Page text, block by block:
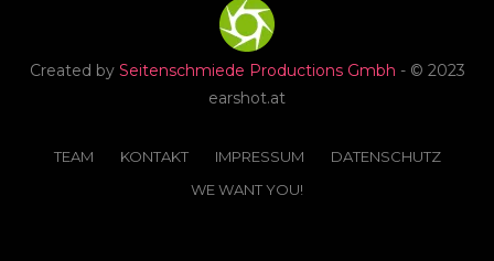
Created by Seitenschmiede Productions Gmbh - © 2023
earshot.at
TEAM KONTAKT IMPRESSUM
DATENSCHUTZ
WE WANT YOU!